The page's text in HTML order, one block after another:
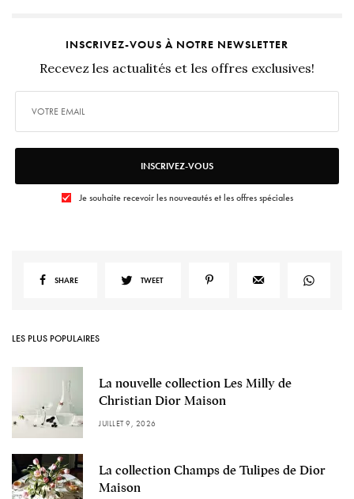
INSCRIVEZ-VOUS À NOTRE NEWSLETTER
Recevez les actualités et les offres exclusives!
INSCRIVEZ-VOUS
Je souhaite recevoir les nouveautés et les offres spéciales
SHARE TWEET
LES PLUS POPULAIRES
La nouvelle collection Les Milly de
Christian Dior Maison
JUILLET 9, 2026
La collection Champs de Tulipes de Dior
Maison